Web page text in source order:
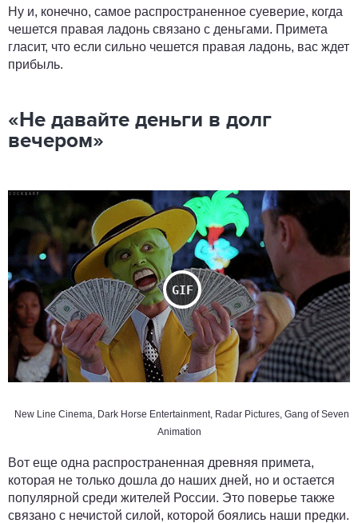
Ну и, конечно, самое распространенное суеверие, когда
чешется правая ладонь связано с деньгами. Примета
гласит, что если сильно чешется правая ладонь, вас ждет
прибыль.
«Не давайте деньги в долг
вечером»
New Line Cinema, Dark Horse Entertainment, Radar Pictures, Gang of Seven
Animation
Вот еще одна распространенная древняя примета,
которая не только дошла до наших дней, но и остается
популярной среди жителей России. Это поверье также
связано с нечистой силой, которой боялись наши предки.